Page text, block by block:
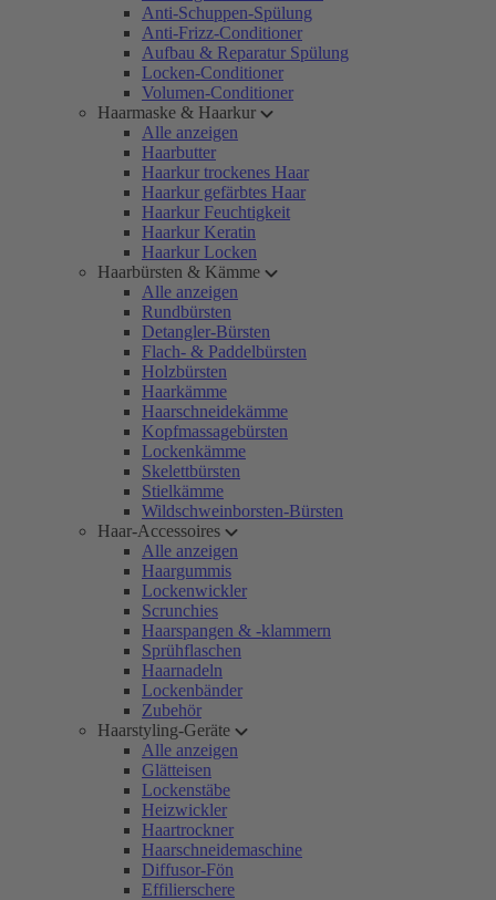
Anti-Schuppen-Spülung
Anti-Frizz-Conditioner
Aufbau & Reparatur Spülung
Locken-Conditioner
Volumen-Conditioner
Haarmaske & Haarkur
Alle anzeigen
Haarbutter
Haarkur trockenes Haar
Haarkur gefärbtes Haar
Haarkur Feuchtigkeit
Haarkur Keratin
Haarkur Locken
Haarbürsten & Kämme
Alle anzeigen
Rundbürsten
Detangler-Bürsten
Flach- & Paddelbürsten
Holzbürsten
Haarkämme
Haarschneidekämme
Kopfmassagebürsten
Lockenkämme
Skelettbürsten
Stielkämme
Wildschweinborsten-Bürsten
Haar-Accessoires
Alle anzeigen
Haargummis
Lockenwickler
Scrunchies
Haarspangen & -klammern
Sprühflaschen
Haarnadeln
Lockenbänder
Zubehör
Haarstyling-Geräte
Alle anzeigen
Glätteisen
Lockenstäbe
Heizwickler
Haartrockner
Haarschneidemaschine
Diffusor-Fön
Effilierschere